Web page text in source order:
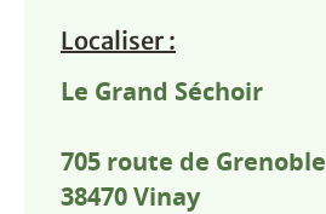
Localiser :
Le Grand Séchoir
705 route de Grenoble
38470Vinay